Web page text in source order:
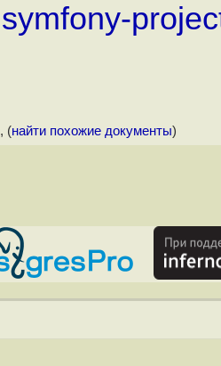
, (найти похожие документы)